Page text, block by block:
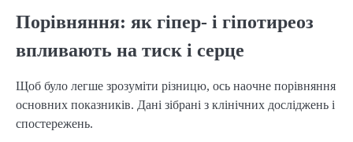
Порівняння: як гіпер- і гіпотиреоз
впливають на тиск і серце
Щоб було легше зрозуміти різницю, ось наочне порівняння
основних показників. Дані зібрані з клінічних досліджень і
спостережень.